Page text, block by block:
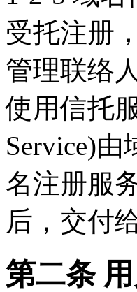
受托注册
管理联络
使用信托
Service)
名注册服
后，交付
第二条